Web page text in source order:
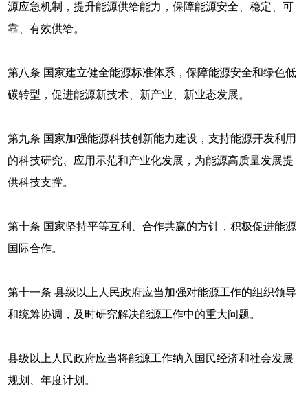
源应急机制，提升能源供给能力，保障能源安全、稳定、可
靠、有效供给。
第八条 国家建立健全能源标准体系，保障能源安全和绿色低
碳转型，促进能源新技术、新产业、新业态发展。
第九条 国家加强能源科技创新能力建设，支持能源开发利用
的科技研究、应用示范和产业化发展，为能源高质量发展提
供科技支撑。
第十条 国家坚持平等互利、合作共赢的方针，积极促进能源
国际合作。
第十一条 县级以上人民政府应当加强对能源工作的组织领导
和统筹协调，及时研究解决能源工作中的重大问题。
县级以上人民政府应当将能源工作纳入国民经济和社会发展
规划、年度计划。